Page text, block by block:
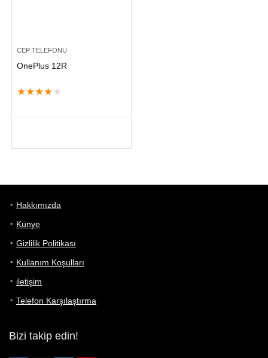
CEP TELEFONU
OnePlus 12R
★★★★ ★
Hakkımızda
Künye
Gizlilik Politikası
Kullanım Koşulları
iletişim
Telefon Karşılaştırma
Bizi takip edin!